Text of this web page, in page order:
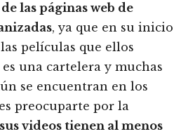
las páginas web de
, ya que en su inicio
películas que ellos
una cartelera y muchas
se encuentran en los
preocuparte por la
sus videos tienen al menos